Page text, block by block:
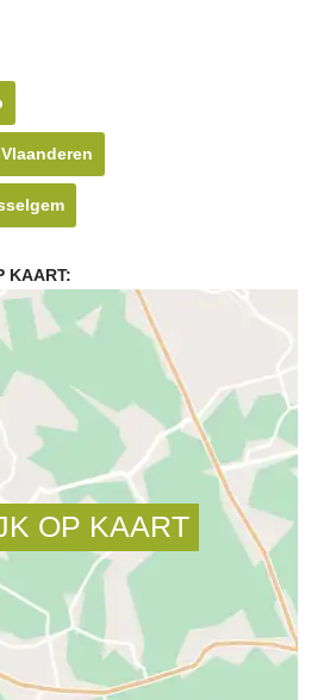
KAART: